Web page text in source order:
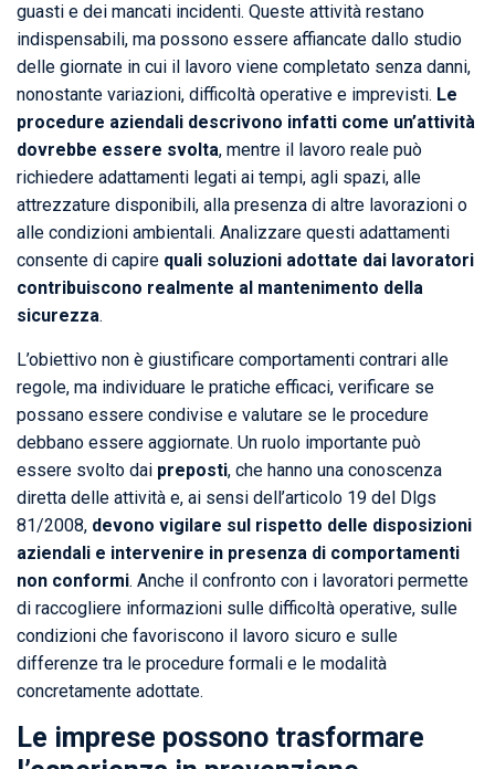
guasti e dei mancati incidenti. Queste attività restano
indispensabili, ma possono essere affiancate dallo studio
delle giornate in cui il lavoro viene completato senza danni,
nonostante variazioni, difficoltà operative e imprevisti. Le
procedure aziendali descrivono infatti come un’attività
dovrebbe essere svolta, mentre il lavoro reale può
richiedere adattamenti legati ai tempi, agli spazi, alle
attrezzature disponibili, alla presenza di altre lavorazioni o
alle condizioni ambientali. Analizzare questi adattamenti
consente di capire quali soluzioni adottate dai lavoratori
contribuiscono realmente al mantenimento della
sicurezza.
L’obiettivo non è giustificare comportamenti contrari alle
regole, ma individuare le pratiche efficaci, verificare se
possano essere condivise e valutare se le procedure
debbano essere aggiornate. Un ruolo importante può
essere svolto dai preposti, che hanno una conoscenza
diretta delle attività e, ai sensi dell’articolo 19 del Dlgs
81/2008, devono vigilare sul rispetto delle disposizioni
aziendali e intervenire in presenza di comportamenti
non conformi. Anche il confronto con i lavoratori permette
di raccogliere informazioni sulle difficoltà operative, sulle
condizioni che favoriscono il lavoro sicuro e sulle
differenze tra le procedure formali e le modalità
concretamente adottate.
Le imprese possono trasformare